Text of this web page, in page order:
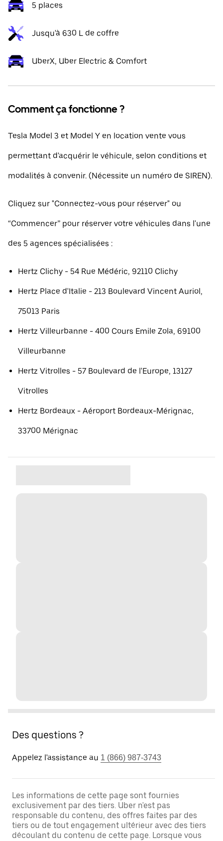
5 places
Jusqu'à 630 L de coffre
UberX, Uber Electric & Comfort
Comment ça fonctionne ?
Tesla Model 3 et Model Y en location vente vous
permettant d'acquérir le véhicule, selon conditions et
modalités à convenir. (Nécessite un numéro de SIREN).
Cliquez sur "Connectez-vous pour réserver" ou
“Commencer” pour réserver votre véhicules dans l'une
des 5 agences spécialisées :
Hertz Clichy - 54 Rue Médéric, 92110 Clichy
Hertz Place d'Italie - 213 Boulevard Vincent Auriol,
75013 Paris
Hertz Villeurbanne - 400 Cours Emile Zola, 69100
Villeurbanne
Hertz Vitrolles - 57 Boulevard de l'Europe, 13127
Vitrolles
Hertz Bordeaux - Aéroport Bordeaux-Mérignac,
33700 Mérignac
Des questions ?
Appelez l'assistance au 1 (866) 987-3743
Les informations de cette page sont fournies
exclusivement par des tiers. Uber n'est pas
responsable du contenu, des offres faites par des
tiers ou de tout engagement ultérieur avec des tiers
découlant du contenu de cette page. Lorsque vous